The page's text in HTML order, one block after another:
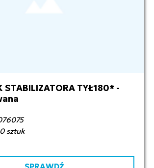
500,00 zł netto
STABILIZATORA TYŁ180* -
sztuk